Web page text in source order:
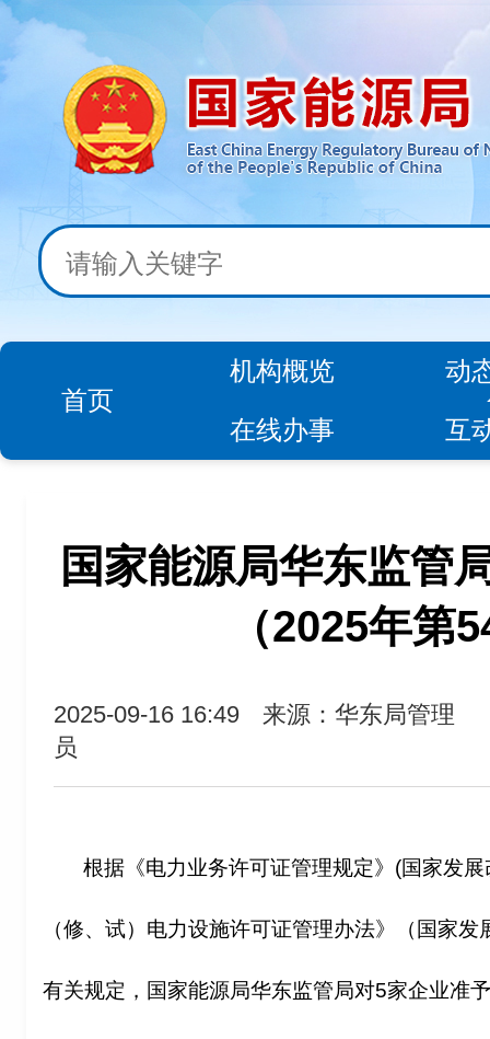
首页
机构概览
动
在线办事
互
国家能源局华东监管
（2025年第
2025-09-16 16:49
来源：华东局管理
员
根据《电力业务许可证管理规定》(国家发
（修、试）电力设施许可证管理办法》（国家
有关规定，国家能源局华东监管局对5家企业准